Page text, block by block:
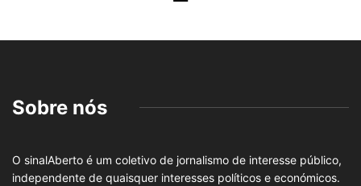
Sobre nós
O sinalAberto é um coletivo de jornalismo de interesse público,
independente de quaisquer interesses políticos e económicos.